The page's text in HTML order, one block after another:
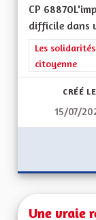
CP
difficile dans
Filtrer les
Les
citoyenne
CRÉÉ LE
15/07/
Une vraie